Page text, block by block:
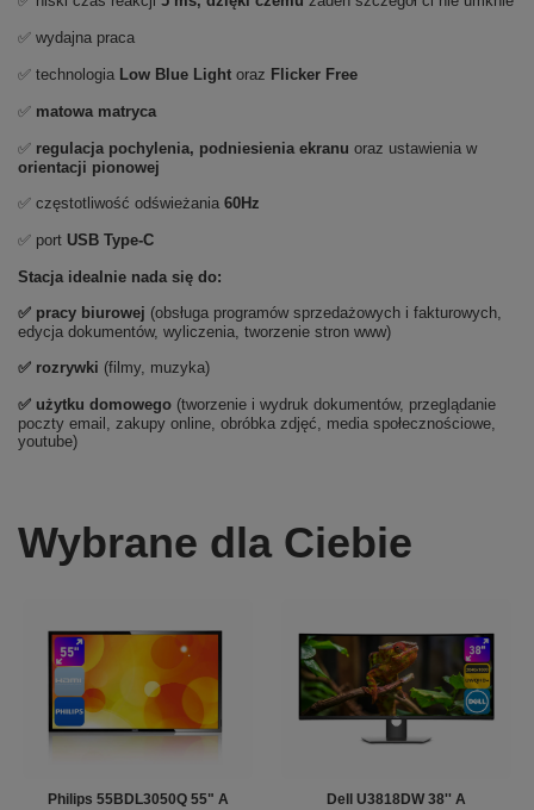
✅ wydajna praca
✅ technologia Low Blue Light oraz Flicker Free
✅ matowa matryca
✅ regulacja pochylenia, podniesienia ekranu oraz ustawienia w
orientacji pionowej
✅ częstotliwość odświeżania 60Hz
✅ port USB Type-C
Stacja idealnie nada się do:
✅ pracy biurowej (obsługa programów sprzedażowych i fakturowych,
edycja dokumentów, wyliczenia, tworzenie stron www)
✅ rozrywki (filmy, muzyka)
✅ użytku domowego (tworzenie i wydruk dokumentów, przeglądanie
poczty email, zakupy online, obróbka zdjęć, media społecznościowe,
youtube)
Wybrane dla Ciebie
Philips 55BDL3050Q 55" A Dell U3818DW 38'' A